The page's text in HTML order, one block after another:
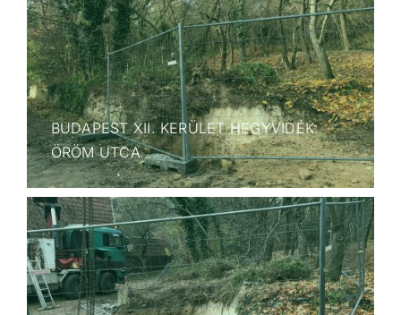
BUDAPEST XII. KERÜLET HEGYVIDÉK:
ÖRÖM UTCA